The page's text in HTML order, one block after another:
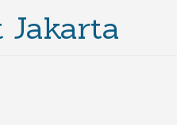
Jakarta